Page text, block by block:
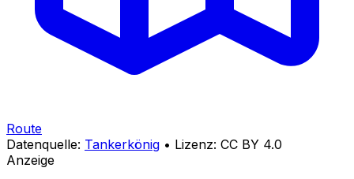
Route
Datenquelle: Tankerkönig • Lizenz: CC BY 4.0
Anzeige